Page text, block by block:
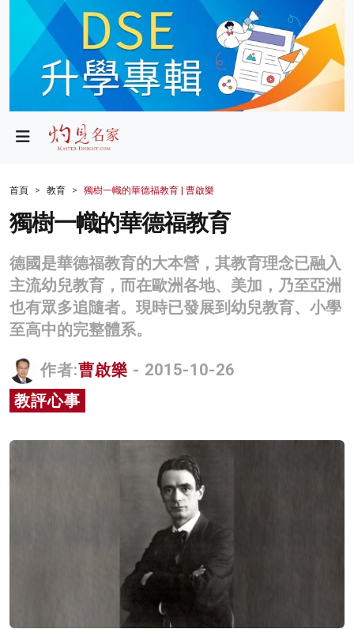
政局
財經
生活
商業
科技
名家榜
灼見活動
關於我們
首頁 教育 獨樹一幟的華德福教育 | 曹啟樂
獨樹一幟的華德福教育
德國是華德福教育的大本營，其教育理念已融入
主流幼兒教育，而在歐洲各地、美加，乃至亞洲
也有眾多追隨者。現時已發展到幼兒教育、小學
至高中的完整體系。
作者:曹啟樂 - 2015-10-26
教評心事